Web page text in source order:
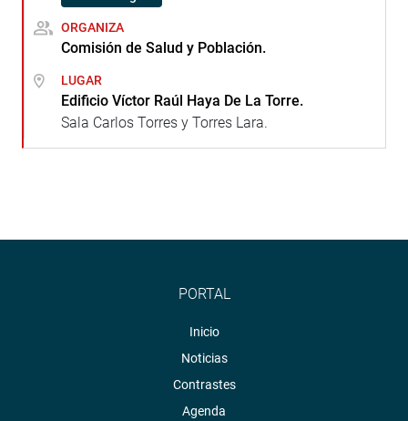
ORGANIZA
Comisión de Salud y Población.
LUGAR
Edificio Víctor Raúl Haya De La Torre.
Sala Carlos Torres y Torres Lara.
PORTAL
Inicio
Noticias
Contrastes
Agenda